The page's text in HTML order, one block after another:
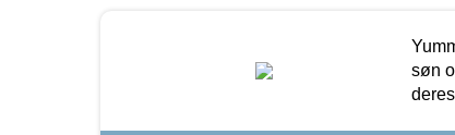
søn